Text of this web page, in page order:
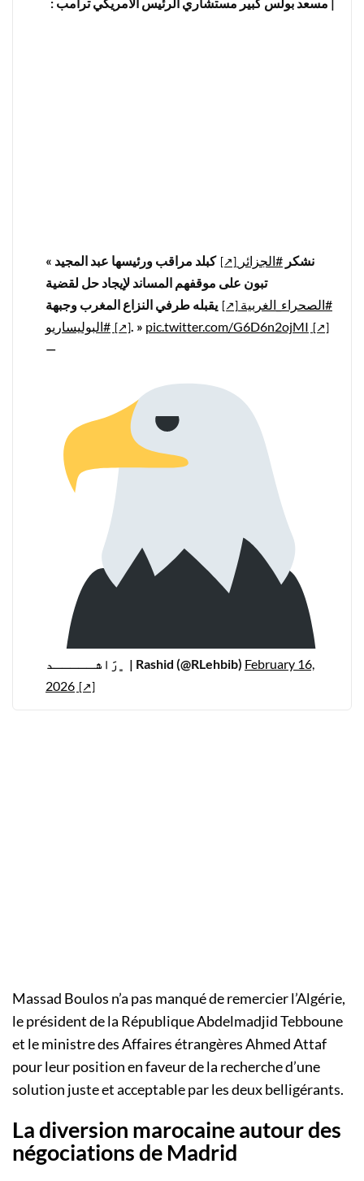
« نشكر #الجزائر
كبلد مراقب ورئيسها عبد المجيد
تبون على موقفهم المساند لإيجاد حل لقضية
#الصحراء_الغربية
يقبله طرفي النزاع المغرب وجبهة
#البوليساريو
. » pic.twitter.com/G6D6n2ojMI
—
﮼رَاشـــــد | Rashid (@RLehbib) February 16,
2026
Massad Boulos n’a pas manqué de remercier l’Algérie,
le président de la République Abdelmadjid Tebboune
et le ministre des Affaires étrangères Ahmed Attaf
pour leur position en faveur de la recherche d’une
solution juste et acceptable par les deux belligérants.
La diversion marocaine autour des
négociations de Madrid